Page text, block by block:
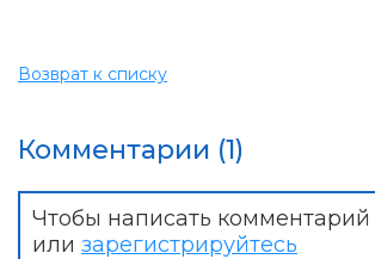
Возврат к списку
Комментарии (1)
Чтобы написать комментарий
или зарегистрируйтесь